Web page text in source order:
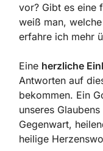
vor? Gibt es eine
weiß man,
erfahre ich mehr
Eine herzliche
Antworten auf
bekommen. Ein
unseres
Gegenwart,
heilige